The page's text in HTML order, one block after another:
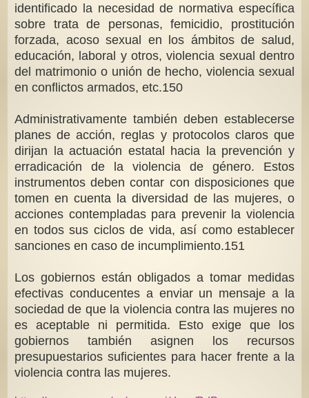
identificado la necesidad de normativa específica
sobre trata de personas, femicidio, prostitución
forzada, acoso sexual en los ámbitos de salud,
educación, laboral y otros, violencia sexual dentro
del matrimonio o unión de hecho, violencia sexual
en conflictos armados, etc.150
Administrativamente también deben establecerse
planes de acción, reglas y protocolos claros que
dirijan la actuación estatal hacia la prevención y
erradicación de la violencia de género. Estos
instrumentos deben contar con disposiciones que
tomen en cuenta la diversidad de las mujeres, o
acciones contempladas para prevenir la violencia
en todos sus ciclos de vida, así como establecer
sanciones en caso de incumplimiento.151
Los gobiernos están obligados a tomar medidas
efectivas conducentes a enviar un mensaje a la
sociedad de que la violencia contra las mujeres no
es aceptable ni permitida. Esto exige que los
gobiernos también asignen los recursos
presupuestarios suficientes para hacer frente a la
violencia contra las mujeres.